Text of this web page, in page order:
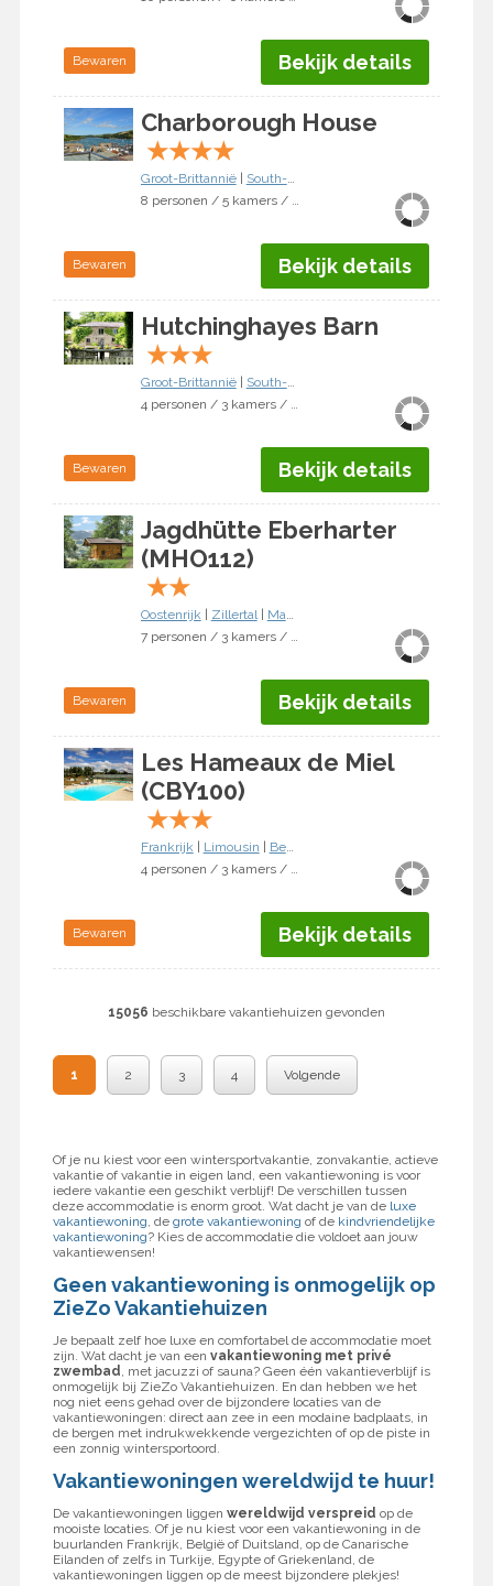
Bewaren Bekijk details
Charborough House
★★★★
Groot-Brittannië| South-West
8 personen / 5 kamers / 4 slaapkamers
Bewaren Bekijk details
Hutchinghayes Barn
★★★
Groot-Brittannië| South-West
4 personen / 3 kamers / 2 slaapkamers
Bewaren Bekijk details
Jagdhütte Eberharter
(MHO112)
★★
Oostenrijk Zillertal| Mayrhofen
7 personen / 3 kamers / 2 slaapkamers
Bewaren Bekijk details
Les Hameaux de Miel
(CBY100)
★★★
Frankrijk Limousin
Beynat
4 personen / 3 kamers / 2 slaapkamers
Bewaren Bekijk details
15056 beschikbare vakantiehuizen gevonden
1 2 3 4 Volgende
Of je nu kiest voor een wintersportvakantie, zonvakantie, actieve
vakantie of vakantie in eigen land, een vakantiewoning is voor
iedere vakantie een geschikt verblijf! De verschillen tussen
deze accommodatie is enorm groot. Wat dacht je van de luxe
vakantiewoning, degrote vakantiewoning of de kindvriendelijke
vakantiewoning? Kies de accommodatie die voldoet aan jouw
vakantiewensen!
Geen vakantiewoning is onmogelijk op
ZieZo Vakantiehuizen
Je bepaalt zelf hoe luxe en comfortabel de accommodatie moet
zijn. Wat dacht je van een vakantiewoning met privé
zwembad, met jacuzzi of sauna? Geen één vakantieverblijf is
onmogelijk bij ZieZo Vakantiehuizen. En dan hebben we het
nog niet eens gehad over de bijzondere locaties van de
vakantiewoningen: direct aan zee in een modaine badplaats, in
de bergen met indrukwekkende vergezichten of op de piste in
een zonnig wintersportoord.
Vakantiewoningen wereldwijd te huur!
De vakantiewoningen liggen wereldwijd verspreid op de
mooiste locaties. Of je nu kiest voor een vakantiewoning in de
buurlanden Frankrijk, België of Duitsland, op de Canarische
Eilanden of zelfs in Turkije, Egypte of Griekenland, de
vakantiewoningen liggen op de meest bijzondere plekjes!